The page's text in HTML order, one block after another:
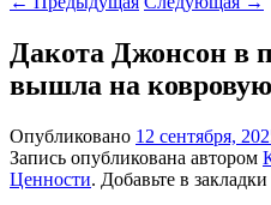
Дакота Джонсон в
вышла на
Опубликовано 12 сентября,
Запись опубликована автором
Ценности. Добавьте в закладки